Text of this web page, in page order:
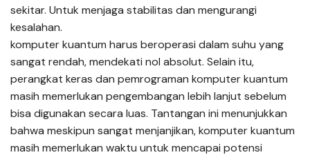
sekitar. Untuk menjaga stabilitas dan mengurangi
kesalahan.
komputer kuantum harus beroperasi dalam suhu yang
sangat rendah, mendekati nol absolut. Selain itu,
perangkat keras dan pemrograman komputer kuantum
masih memerlukan pengembangan lebih lanjut sebelum
bisa digunakan secara luas. Tantangan ini menunjukkan
bahwa meskipun sangat menjanjikan, komputer kuantum
masih memerlukan waktu untuk mencapai potensi